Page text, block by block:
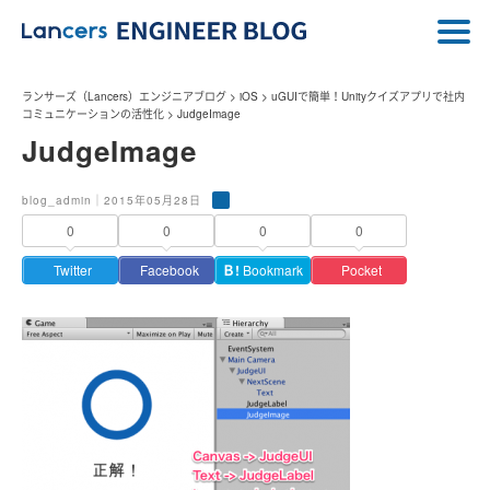
ランサーズ（Lancers）エンジニアブログ > iOS > uGUIで簡単！Unityクイズアプリで社内
コミュニケーションの活性化 > JudgeImage
JudgeImage
blog_admin｜2015年05月28日
0
Twitter
0
Facebook
0
Ｂ! Bookmark
0
Pocket